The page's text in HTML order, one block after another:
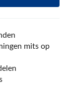
mits op